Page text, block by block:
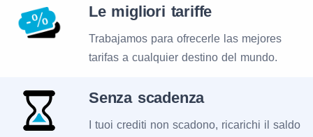
Le migliori tariffe
Trabajamos para ofrecerle las mejores
tarifas a cualquier destino del mundo.
Senza scadenza
I tuoi crediti non scadono, ricarichi il saldo